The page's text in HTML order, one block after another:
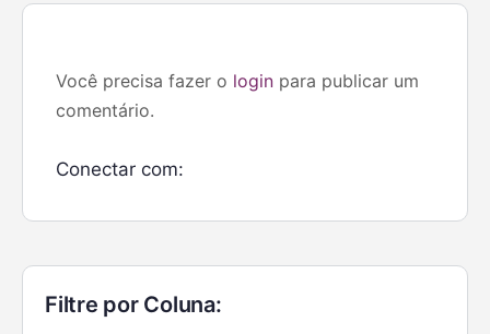
Você precisa fazer o login para publicar um
comentário.
Conectar com:
Filtre por Coluna: